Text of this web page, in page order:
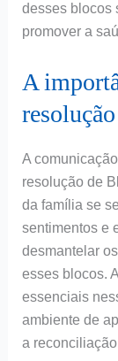
desses blocos
promover a
A
A
resolução de
da família se
sentimentos e
desmantelar
esses blocos.
essenciais
ambiente de
a